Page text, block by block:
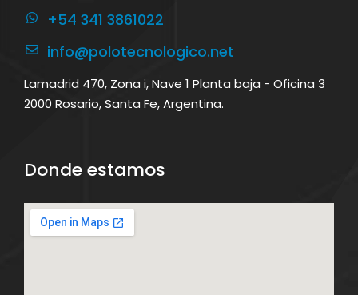
+54 341 3861022
info@polotecnologico.net
Lamadrid 470, Zona i, Nave 1 Planta baja - Oficina 3
2000 Rosario, Santa Fe, Argentina.
Donde estamos